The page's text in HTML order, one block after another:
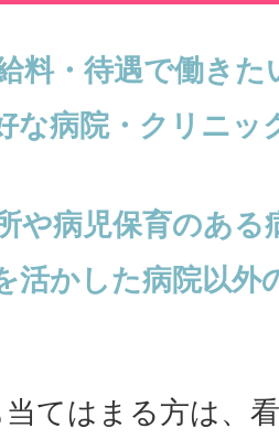
料・待遇で働きた
な病院・クリニッ
や病児保育のある
活かした病院以外
てはまる方は、